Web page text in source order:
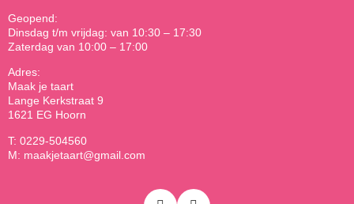
Geopend:
Dinsdag t/m vrijdag: van 10:30 – 17:30
Zaterdag van 10:00 – 17:00
Adres:
Maak je taart
Lange Kerkstraat 9
1621 EG Hoorn
T: 0229-504560
M: maakjetaart@gmail.com